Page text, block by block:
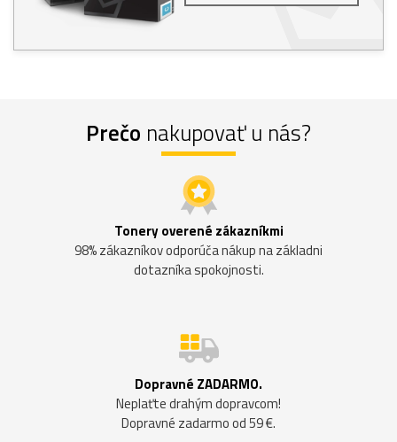
Prečo nakupovať u nás?
Tonery overené zákazníkmi
98% zákazníkov odporúča nákup na základni
dotazníka spokojnosti.
Dopravné ZADARMO.
Neplaťte drahým dopravcom!
Dopravné zadarmo od 59 €.